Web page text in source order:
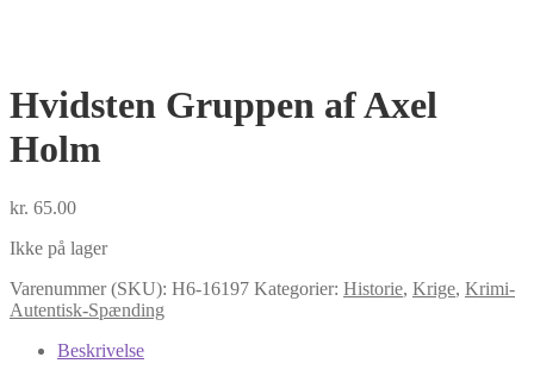
Hvidsten Gruppen af Axel
Holm
kr. 65.00
Ikke på lager
Varenummer (SKU): H6-16197 Kategorier: Historie, Krige, Krimi-
Autentisk-Spænding
Beskrivelse